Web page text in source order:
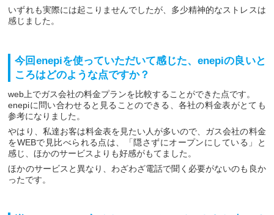
いずれも実際には起こりませんでしたが、多少精神的なストレスは
感じました。
今回enepiを使っていただいて感じた、enepiの良いと
ころはどのような点ですか？
web上でガス会社の料金プランを比較することができた点です。
enepiに問い合わせると見ることのできる、各社の料金表がとても
参考になりました。
やはり、私達お客は料金表を見たい人が多いので、ガス会社の料金
をWEBで見比べられる点は、「隠さずにオープンにしている」と
感じ、ほかのサービスよりも好感がもてました。
ほかのサービスと異なり、わざわざ電話で聞く必要がないのも良か
ったです。